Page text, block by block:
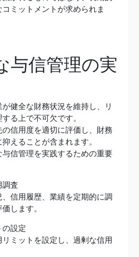
ミットメントが求められま
与信管理の実
健全な財務状況を維持し、リ
る上で不可欠です。
の信用度を適切に評価し、財務
えることが含まれます。
与信管理を実践するための重要
調査
信用履歴、業績を定期的に調
します。
の設定
ミットを設定し、過剰な信用